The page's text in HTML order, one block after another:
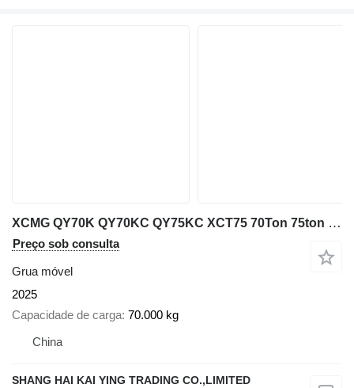
XCMG QY70K QY70KC QY75KC XCT75 70Ton 75ton 80ton
Preço sob consulta
Grua móvel
2025
Capacidade de carga 70.000 kg
China
SHANG HAI KAI YING TRADING CO.,LIMITED